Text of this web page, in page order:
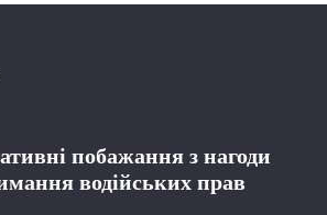
побажання з нагоди
водійських прав
та актуальні новини
життя та кар’єра